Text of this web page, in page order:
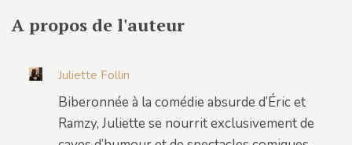
A propos de l'auteur
Juliette Follin
Biberonnée à la comédie absurde d’Éric et
Ramzy, Juliette se nourrit exclusivement de